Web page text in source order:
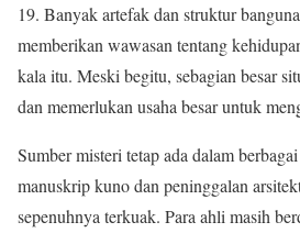
19. Banyak artefak dan struktur
memberikan wawasan tentang
kala itu. Meski begitu, sebagian besar
dan memerlukan usaha besar untuk
Sumber misteri tetap ada dalam
manuskrip kuno dan peninggalan
sepenuhnya terkuak. Para ahli masih